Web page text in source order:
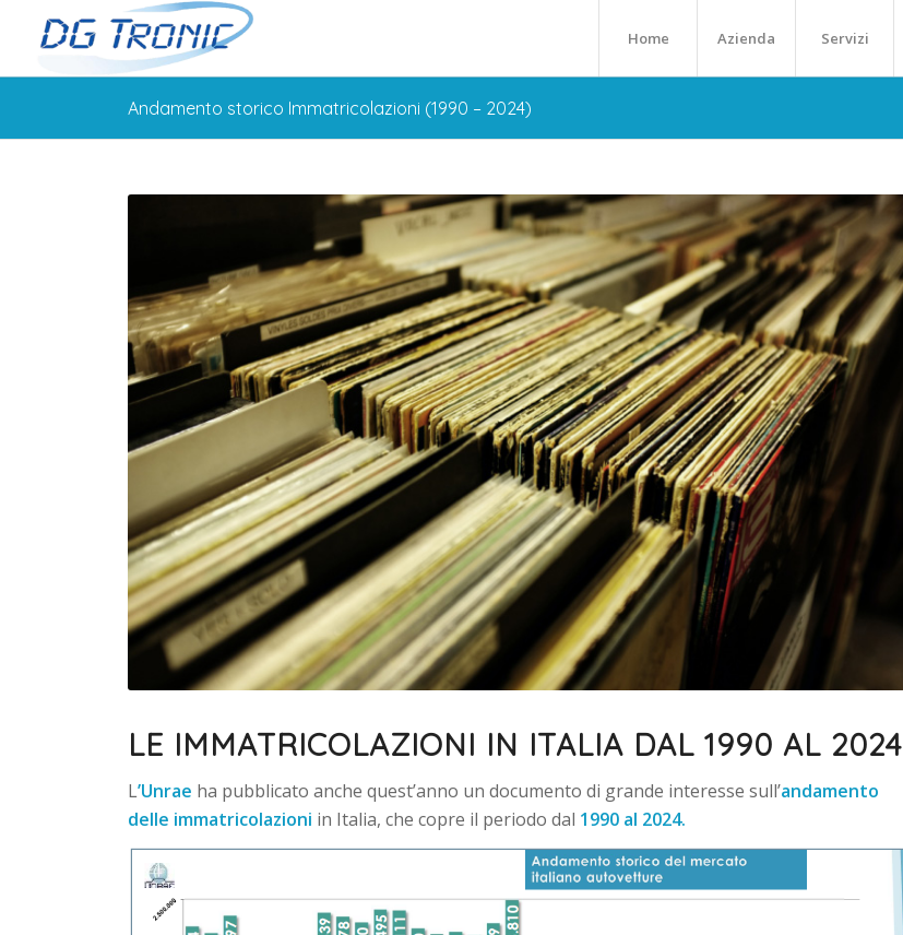
Home Azienda Servizi
Andamento storico Immatricolazioni (1990 – 2024)
LE IMMATRICOLAZIONI IN ITALIA DAL 1990 AL 2024
L’Unrae ha pubblicato anche quest’anno un documento di grande interesse sull’andamento
delle immatricolazioni in Italia, che copre il periodo dal 1990 al 2024.